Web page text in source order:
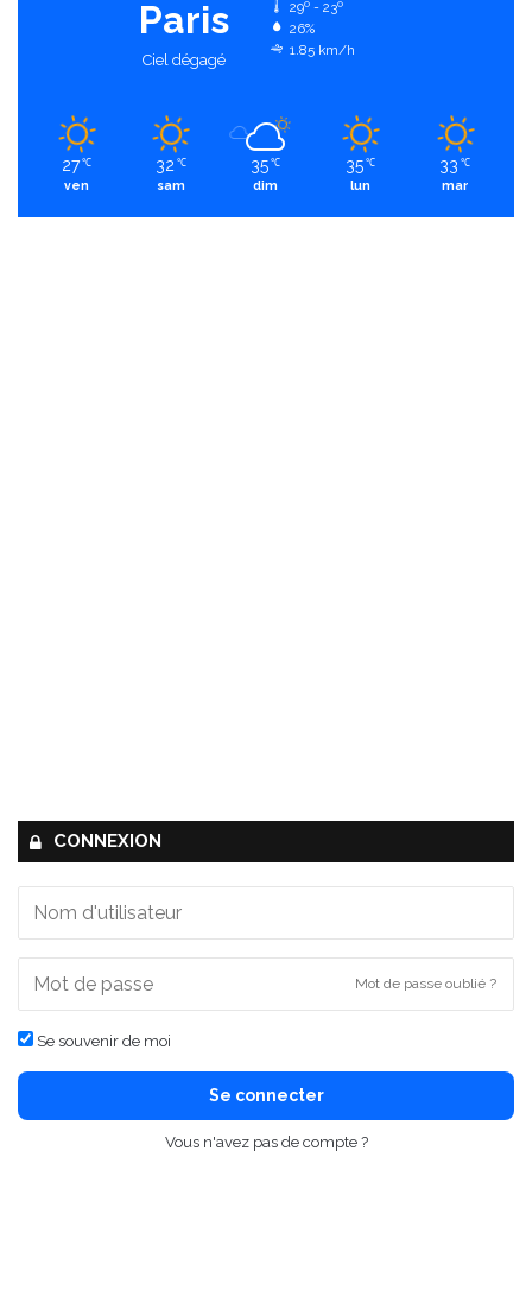
Paris
Ciel dégagé
29º - 23º
26%
1.85 km/h
27 ℃
ven
32 ℃
sam
35 ℃
dim
35 ℃
lun
33 ℃
mar
CONNEXION
Mot de passe oublié ?
Se souvenir de moi
Se connecter
Vous n'avez pas de compte ?